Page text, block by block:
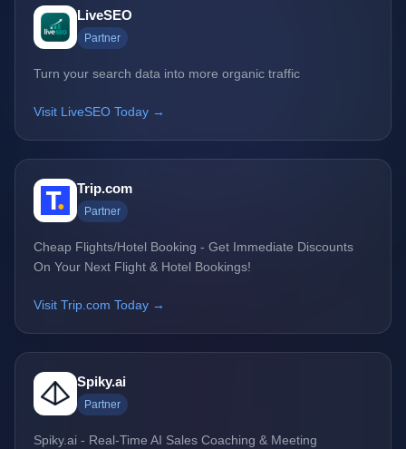
LiveSEO
Partner
Turn your search data into more organic traffic
Visit LiveSEO Today →
Trip.com
Partner
Cheap Flights/Hotel Booking - Get Immediate Discounts
On Your Next Flight & Hotel Bookings!
Visit Trip.com Today →
Spiky.ai
Partner
Spiky.ai - Real-Time AI Sales Coaching & Meeting